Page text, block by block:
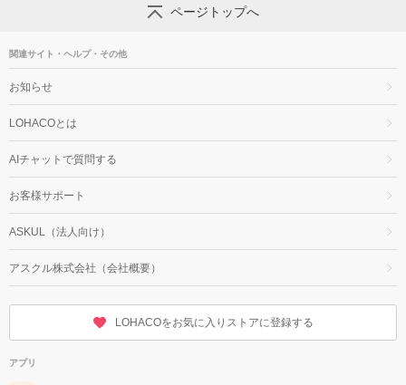
ページトップへ
関連サイト・ヘルプ・その他
お知らせ
LOHACOとは
AIチャットで質問する
お客様サポート
ASKUL（法人向け）
アスクル株式会社（会社概要）
LOHACOをお気に入りストアに登録する
アプリ